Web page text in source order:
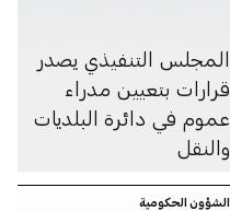
المجلس التنفيذي يصدر
قرارات بتعيين مدراء
عموم في دائرة البلديات
والنقل
الشؤون الحكومية